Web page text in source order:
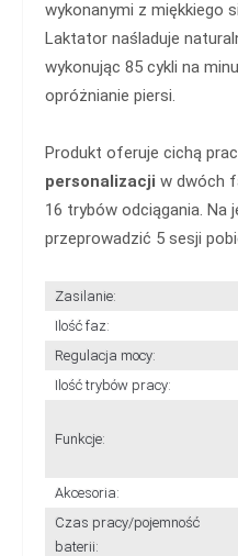
wykonanymi z miękkiego
Laktator naśladuje
wykonując 85 cykli na
opróżnianie piersi.
Produkt oferuje cichą
personalizacji w dwóch
16 trybów odciągania. Na
przeprowadzić 5 sesji
Zasilanie:
Ilość faz:
Regulacja mocy:
Ilość trybów pracy:
Funkcje:
Akcesoria:
Czas pracy/pojemność
baterii: